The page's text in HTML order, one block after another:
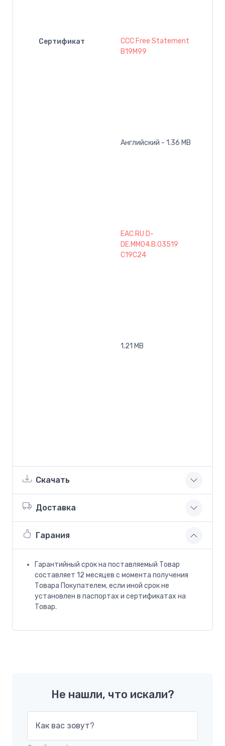
Сертификат
CCC Free Statement
B19M99
Английский - 1.36 MB
EAC RU D-
DE.MM04.B.03519
C19C24
1.21 MB
Скачать
Доставка
Гарания
Гарантийный срок на поставляемый Товар
составляет 12 месяцев с момента получения
Товара Покупателем, если иной срок не
установлен в паспортах и сертификатах на
Товар.
Не нашли, что искали?
Как вас зовут?